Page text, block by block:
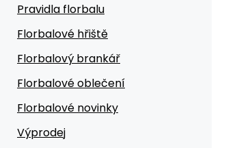
Pravidla florbalu
Florbalové hřiště
Florbalový brankář
Florbalové oblečení
Florbalové novinky
Výprodej